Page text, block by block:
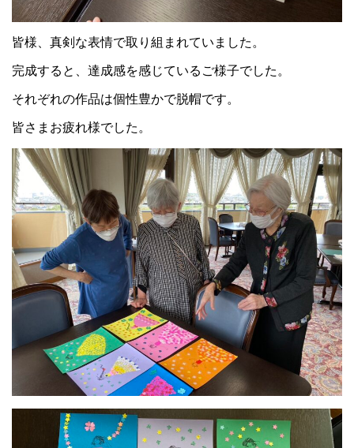
皆様、真剣な表情で取り組まれていました。
完成すると、達成感を感じているご様子でした。
それぞれの作品は個性豊かで脱帽です。
皆さまお疲れ様でした。